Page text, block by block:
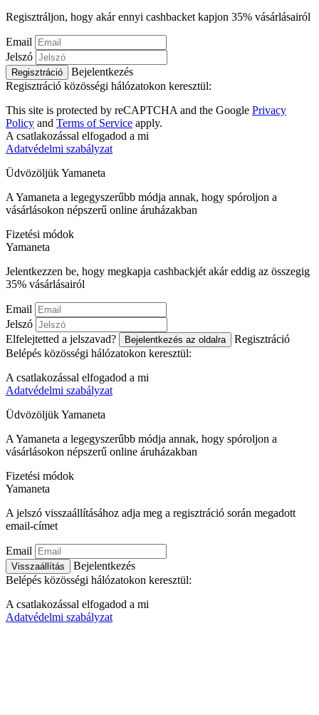
Regisztráljon, hogy akár ennyi cashbacket kapjon 35% vásárlásairól
Email
Jelszó
Regisztráció
Bejelentkezés
Regisztráció közösségi hálózatokon keresztül:
This site is protected by reCAPTCHA and the Google Privacy
Policy and Terms of Service apply.
A csatlakozással elfogadod a mi
Adatvédelmi szabályzat
ÜdvözöljükYamaneta
A Yamaneta a legegyszerűbb módja annak, hogy spóroljon a
vásárlásokon népszerű online áruházakban
Fizetési módok
Yamaneta
Jelentkezzen be, hogy megkapja cashbackjét akár eddig az összegig
35% vásárlásairól
Email
Jelszó
Elfelejtetted a jelszavad?
Bejelentkezés az oldalra
Regisztráció
Belépés közösségi hálózatokon keresztül:
A csatlakozással elfogadod a mi
Adatvédelmi szabályzat
ÜdvözöljükYamaneta
A Yamaneta a legegyszerűbb módja annak, hogy spóroljon a
vásárlásokon népszerű online áruházakban
Fizetési módok
Yamaneta
A jelszó visszaállításához adja meg a regisztráció során megadott
email-címet
Email
Visszaállítás
Bejelentkezés
Belépés közösségi hálózatokon keresztül:
A csatlakozással elfogadod a mi
Adatvédelmi szabályzat